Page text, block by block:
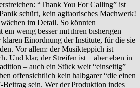
“Thank You For Calling” ist
schürt, kein agitaorisches Machwerk!
im Detail. So könnten
ein wenig besser mit ihren bisherigen
klaren Einordnung der Institute, für die sie
Vor allem: der Musikteppich ist
Und klar, der Streifen ist – aber eben in
– auch ein Stück weit “einseitig”
offensichtlich kein halbgarer “die einen
Beitrag sein. Wer der Produktion indes